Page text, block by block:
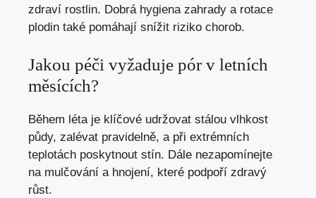
zdraví rostlin. Dobrá hygiena zahrady a rotace
plodin také pomáhají snížit riziko chorob.
Jakou péči vyžaduje pór v letních
měsících?
Během léta je klíčové udržovat stálou vlhkost
půdy, zalévat pravidelně, a při extrémních
teplotách poskytnout stín. Dále nezapomínejte
na mulčování a hnojení, které podpoří zdravý
růst.